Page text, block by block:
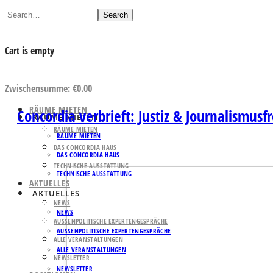
Search
Cart is empty
Zwischensumme:€0.00
RÄUME MIETEN
RÄUME MIETEN
DAS CONCORDIA HAUS
TECHNISCHE AUSSTATTUNG
AKTUELLES
NEWS
AUSSENPOLITISCHE EXPERTENGESPRÄCHE
ALLE VERANSTALTUNGEN
NEWSLETTER
RÄUME MIETEN
RÄUME MIETEN
DAS CONCORDIA HAUS
TECHNISCHE AUSSTATTUNG
AKTUELLES
NEWS
AUSSENPOLITISCHE EXPERTENGESPRÄCHE
ALLE VERANSTALTUNGEN
NEWSLETTER
Concordia verbrieft: Justiz &